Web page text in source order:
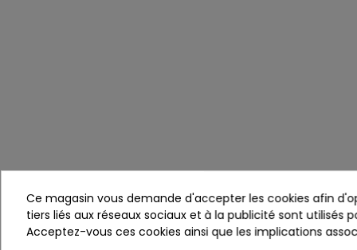
Ce magasin vous demande d'accepter les cookies afin
tiers liés aux réseaux sociaux et à la publicité sont utilisés
Acceptez-vous ces cookies ainsi que les implications